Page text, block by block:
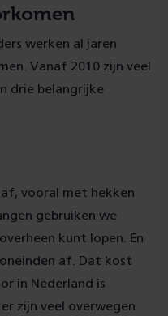
werken al jaren
Vanaf 2010 zijn veel
drie belangrijke
vooral met hekken
gebruiken we
kunt lopen. En
af. Dat kost
in Nederland is
zijn veel overwegen